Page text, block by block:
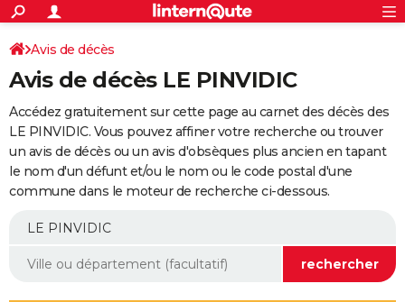
ACTUALITÉS
Politique
Société
Faits Divers
Education
Monde
Villes
+
SPORT
Coupe du monde 2026
Football
Tennis
Cyclisme
Rugby
Forum
Programme TV
TNTStreaming
Cinéma
Sorties cinéma
Musique
+FINANCE
Impôts
Immobilier
Risques naturels par ville
Banque
Assurance
Crédit
AUTO
Essais
Réserver un essai
Citadines
Berlines
SUV
Forum auto
+
Mobiles
Meilleur smartphone
Internet
Ordinateurs
Jeux vidéo
Guide high-tech
Aménagement intérieur
Avis de décès
Avis de décès LE PINVIDIC
Accédez gratuitement sur cette page au carnet des décès des
LE PINVIDIC. Vous pouvez affiner votre recherche ou trouver
un avis de décès ou un avis d'obsèques plus ancien en tapant
le nom d'un défunt et/ou le nom ou le code postal d'une
commune dans le moteur de recherche ci-dessous.